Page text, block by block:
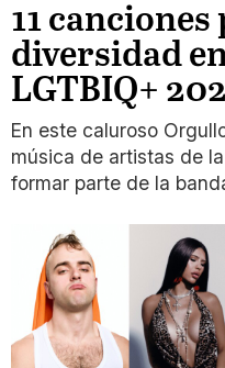
11
diversidad
LGTBIQ+
En este caluroso
música de artistas de
formar parte de la